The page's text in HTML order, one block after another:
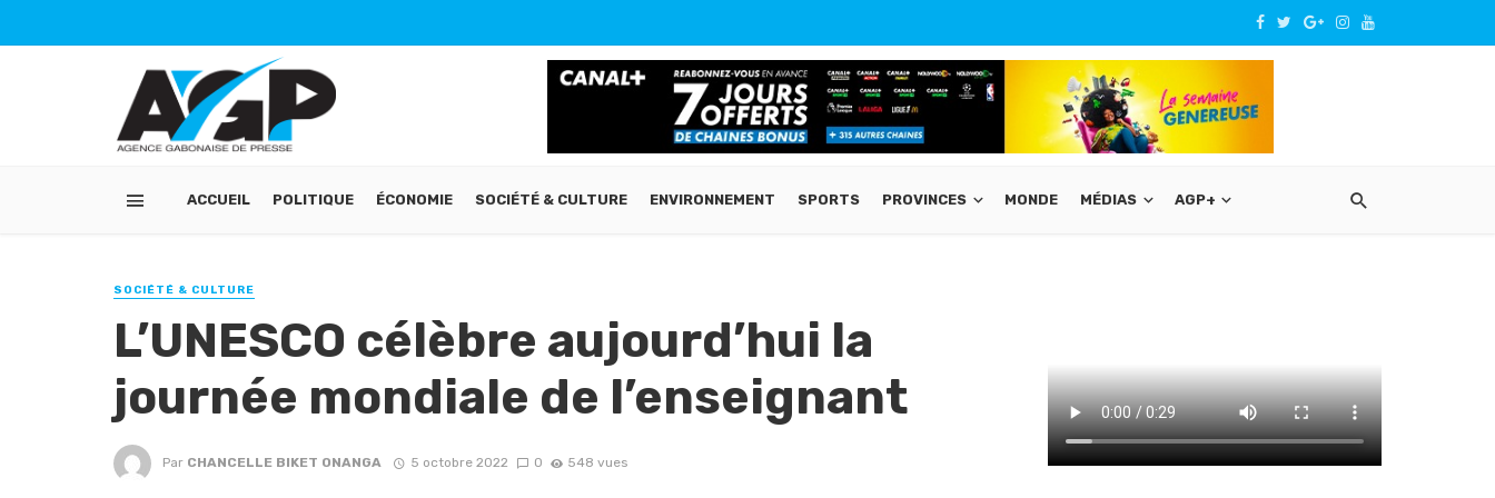
ACCUEIL POLITIQUE ÉCONOMIE SOCIÉTÉ & CULTURE ENVIRONNEMENT SPORTS PROVINCES MONDE MÉDIAS AGP+
SOCIÉTÉ & CULTURE
L’UNESCO célèbre aujourd’hui la
journée mondiale de l’enseignant
Par CHANCELLE BIKET ONANGA 5 octobre 2022 0 548 vues